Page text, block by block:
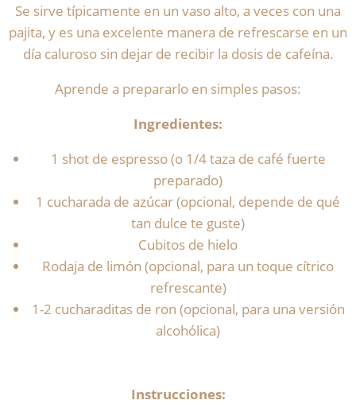
Se sirve típicamente en un vaso alto, a veces con una
pajita, y es una excelente manera de refrescarse en un
día caluroso sin dejar de recibir la dosis de cafeína.
Aprende a prepararlo en simples pasos:
Ingredientes:
1 shot de espresso (o 1/4 taza de café fuerte
preparado)
1 cucharada de azúcar (opcional, depende de qué
tan dulce te guste)
Cubitos de hielo
Rodaja de limón (opcional, para un toque cítrico
refrescante)
1-2 cucharaditas de ron (opcional, para una versión
alcohólica)
Instrucciones: